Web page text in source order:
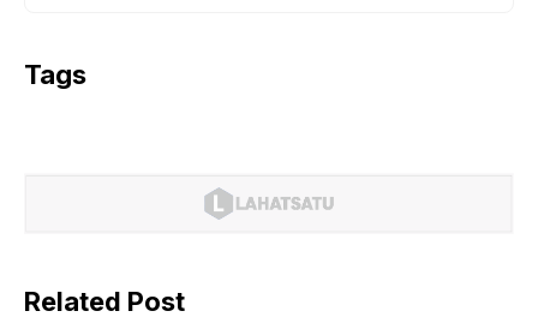
Tags
Related Post